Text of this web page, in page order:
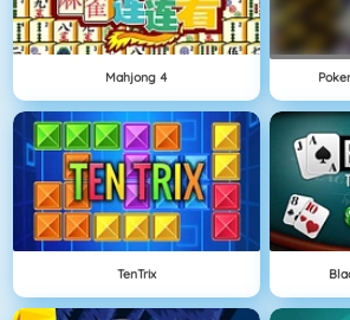
Mahjong 4
TenTrix